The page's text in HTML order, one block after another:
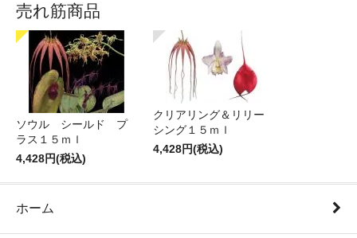
売れ筋商品
ソウル シールド プ
ラス１５ｍｌ
4,428円(税込)
クリアリング＆リリー
シング１５ｍｌ
4,428円(税込)
ホーム